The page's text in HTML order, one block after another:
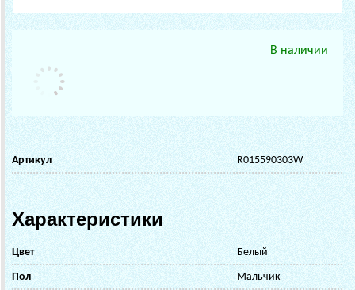
В наличии
Артикул R015590303W
Характеристики
Цвет Белый
Пол Мальчик